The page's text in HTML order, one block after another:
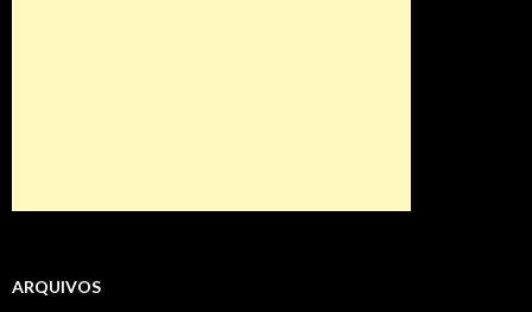
ARQUIVOS